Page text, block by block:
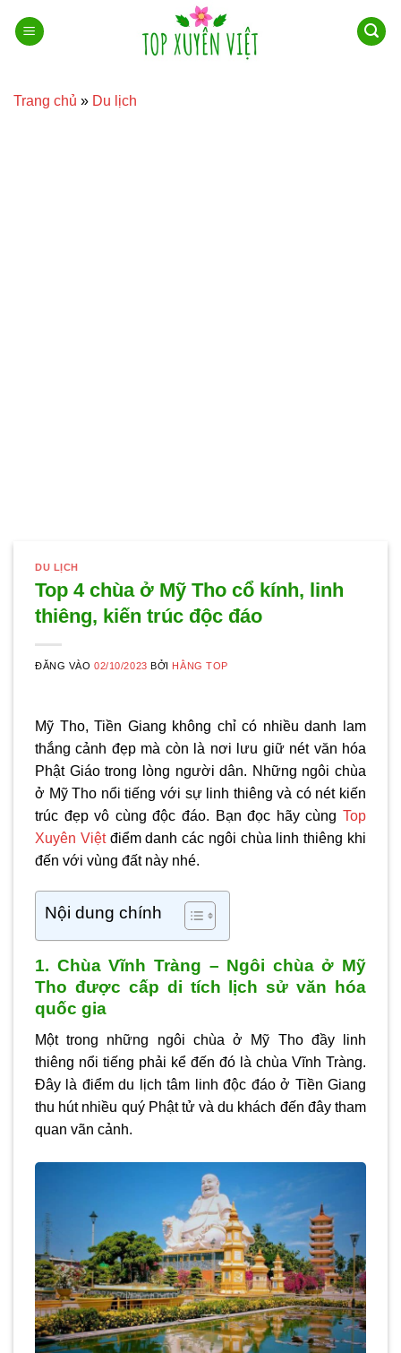
qua
Trang chủ » Du lịch
DU LỊCH
Top 4 chùa ở Mỹ Tho cổ kính, linh
thiêng, kiến trúc độc đáo
ĐĂNG VÀO02/10/2023 BỞI HẰNG TOP
Mỹ Tho, Tiền Giang không chỉ có nhiều danh lam
thắng cảnh đẹp mà còn là nơi lưu giữ nét văn hóa
Phật Giáo trong lòng người dân. Những ngôi chùa
ở Mỹ Tho nổi tiếng với sự linh thiêng và có nét kiến
trúc đẹp vô cùng độc đáo. Bạn đọc hãy cùng Top
Xuyên Việtđiểm danh các ngôi chùa linh thiêng khi
đến với vùng đất này nhé.
Nội dung chính
1. Chùa Vĩnh Tràng – Ngôi chùa ở Mỹ
Tho được cấp di tích lịch sử văn hóa
quốc gia
Một trong những ngôi chùa ở Mỹ Tho đầy linh
thiêng nổi tiếng phải kể đến đó là chùa Vĩnh Tràng.
Đây là điểm du lịch tâm linh độc đáo ở Tiền Giang
thu hút nhiều quý Phật tử và du khách đến đây tham
quan vãn cảnh.